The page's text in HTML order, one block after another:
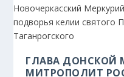
ГЛАВА ДОНСКОЙ
МИТРОПОЛИТ